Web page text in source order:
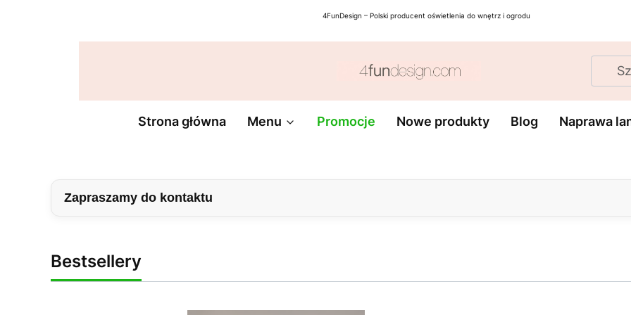
4FunDesign – Polski producent oświetlenia do wnętrz i ogrodu
Strona główna Menu Promocje Nowe produkty Blog Naprawa
sufitowe
Kinkiety
Lampy
ogrodowe
Żyrandole
Lampy
podłogowe
Zapraszamy do kontaktu
Bestsellery